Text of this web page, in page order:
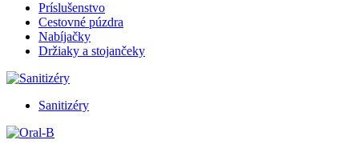
Príslušenstvo
Cestovné púzdra
Nabíjačky
Držiaky a stojančeky
Sanitizéry